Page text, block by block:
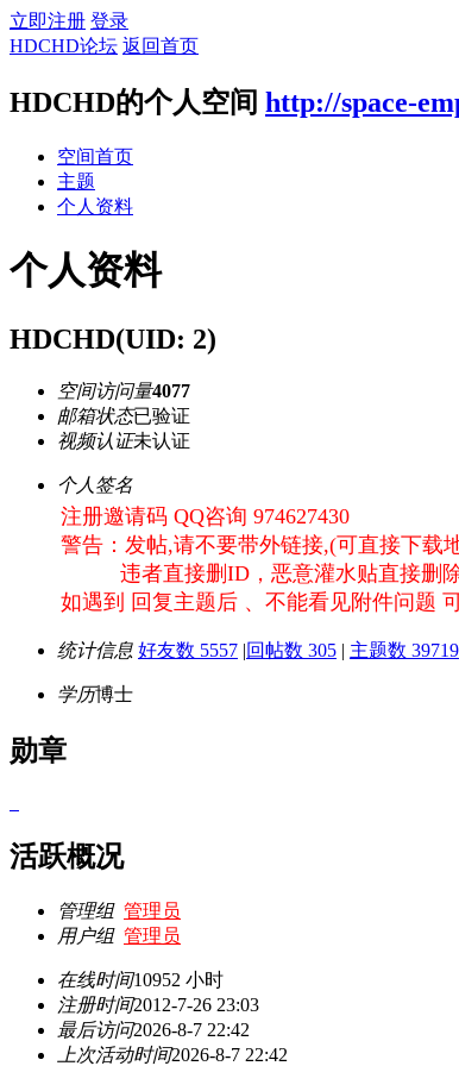
立即注册 登录
HDCHD论坛 返回首页
HDCHD的个人空间 http://space-
空间首页
主题
个人资料
个人资料
HDCHD(UID: 2)
空间访问量4077
邮箱状态已验证
视频认证未认证
个人签名
注册邀请码 QQ咨询 974627430
警告：发帖,请不要带外链接,(可直接下载
违者直接删ID，恶意灌水贴直接删除
如遇到 回复主题后 、不能看见附件问题
统计信息 好友数 5557 |回帖数 305 | 主题数 39719
学历博士
勋章
活跃概况
管理组 管理员
用户组 管理员
在线时间10952 小时
注册时间2012-7-26 23:03
最后访问2026-8-7 22:42
上次活动时间2026-8-7 22:42